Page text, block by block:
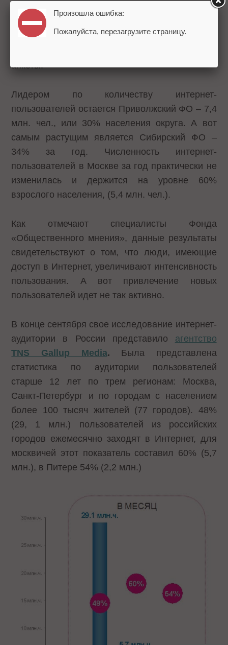
использовали Интернет 40% респондентов, раз
в неделю – 35%. Опрос проводился среди
жителей 116 городов России. 4 004
анкеты.
Лидером по количеству интернет-
пользователей остается Приволжский ФО – 7,4
млн. чел., или 30% населения округа. А вот
самым растущим является Сибирский ФО –
34% за год. Численность интернет-
пользователей в Москве за год практически не
изменилась и держится на уровне 60%
взрослого населения, (5,4 млн. чел.).
Как отмечают специалисты Фонда
«Общественного мнения», данные результаты
свидетельствуют о том, что люди, имеющие
доступ в Интернет, увеличивают интенсивность
пользования. А вот привлечение новых
пользователей идет не так активно.
В конце сентября свое исследование интернет-
аудитории в России представило агентство
TNS Gallup Media. Была представлена
статистика по аудитории пользователей
старше 12 лет по трем регионам: Москва,
Санкт-Петербург и по городам с населением
более 100 тысяч жителей (77 городов). 48%
(29, 1 млн.) пользователей из российских
городов ежемесячно заходят в Интернет, для
москвичей этот показатель составил 60% (5,7
млн.), в Питере 54% (2,2 млн.)
Произошла ошибка:
Пожалуйста, перезагрузите страницу.